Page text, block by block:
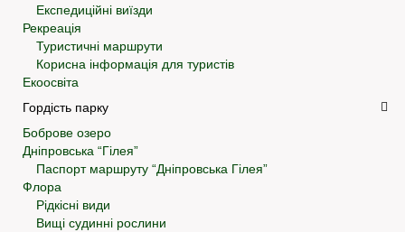
Експедиційні виїзди
Рекреація
Туристичні маршрути
Корисна інформація для туристів
Екоосвіта
Гордість парку
Боброве озеро
Дніпровська “Гілея”
Паспорт маршруту “Дніпровська Гілея”
Флора
Рідкісні види
Вищі судинні рослини